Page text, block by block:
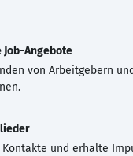
Job-Angebote
von Arbeitgebern
Kontakte und erhalte